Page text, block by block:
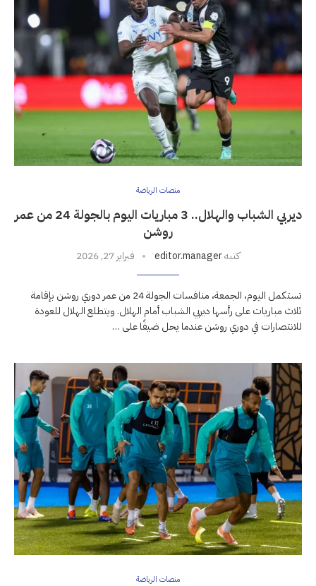
منصات الرياضة
ديربي الشباب والهلال.. 3 مباريات اليوم بالجولة 24 من عمر
روشن
كتبهeditor.manager فبراير 27, 2026
تستكمل اليوم، الجمعة، منافسات الجولة 24 من عمر دوري روشن بإقامة
ثلاث مباريات على رأسها ديربي الشباب أمام الهلال. ويتطلع الهلال للعودة
للانتصارات في دوري روشن عندما يحل ضيفًا على …
منصات الرياضة